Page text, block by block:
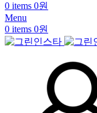
0 items 0원
Menu
0 items 0원